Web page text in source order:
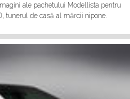
ale pachetului Modellista pentru
tunerul de casă al mărcii nipone.